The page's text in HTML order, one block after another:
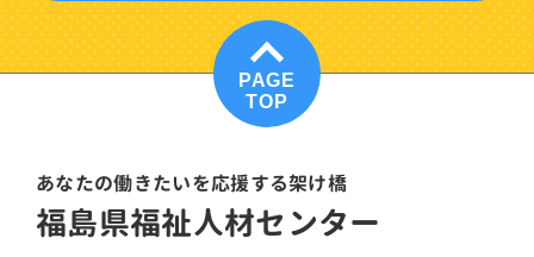
PAGE
TOP
あなたの働きたいを応援する架け橋
福島県福祉人材センター